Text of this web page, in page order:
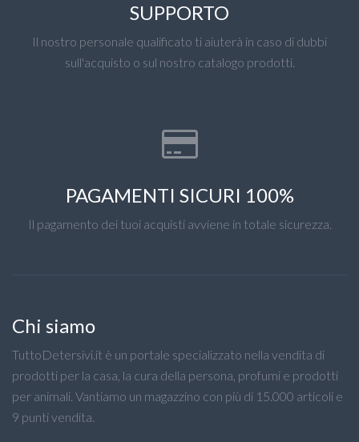
SUPPORTO
Il nostro personale qualificato ti aiuterà in caso di dubbi
sull'acquisto o sul nostro catalogo prodotti.
PAGAMENTI SICURI 100%
Il pagamento dei tuoi acquisti avviene in totale sicurezza.
Chi siamo
TuttoDetersivi.it è un portale specializzato nella vendita di
prodotti per la casa, la cura della persona, profumi e prodotti
per animali. Vantiamo un magazzino con più di 15.000 articoli e
9 punti vendita.